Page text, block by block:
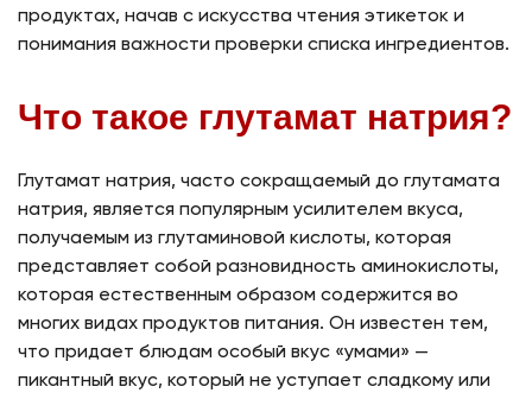
продуктах, начав с искусства чтения этикеток и
понимания важности проверки списка ингредиентов.
Что такое глутамат натрия?
Глутамат натрия, часто сокращаемый до глутамата
натрия, является популярным усилителем вкуса,
получаемым из глутаминовой кислоты, которая
представляет собой разновидность аминокислоты,
которая естественным образом содержится во
многих видах продуктов питания. Он известен тем,
что придает блюдам особый вкус «умами» —
пикантный вкус, который не уступает сладкому или